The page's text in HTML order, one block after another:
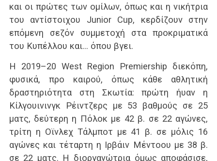
και οι πρώτες των ομίλων, όπως και η νικήτρια
του αντίστοιχου Junior Cup, κερδίζουν στην
επόμενη σεζόν συμμετοχή στα προκριματικά
του Κυπέλλου και… όπου βγει.
Η 2019–20 West Region Premiership διεκόπη,
φυσικά, προ καιρού, όπως κάθε αθλητική
δραστηριότητα στη Σκωτία: πρώτη ήυαν η
Κίλγουινινγκ Ρέιντζερς με 53 βαθμούς σε 25
ματς, δεύτερη η Πόλοκ με 42 β. σε 22 αγώνες,
τρίτη η Οϊνλεχ Τάλμποτ με 41 β. σε μόλις 16
αγώνες και τέταρτη η Ιρβάιν Μέντοου με 38 β.
σε 22 ματς. Η διοργανώτρια όμως αποφάσισε,